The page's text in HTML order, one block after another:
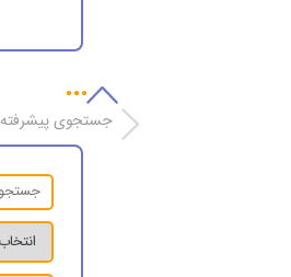
جستجوی پیشرفته